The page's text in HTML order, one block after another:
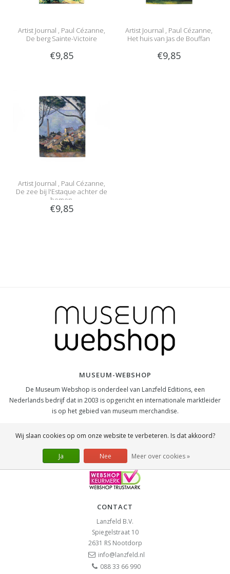
Artist Journal , Paul Cézanne,
De berg Sainte-Victoire
€9,85
Artist Journal , Paul Cézanne,
Het huis van Jas de Bouffan
€9,85
Artist Journal , Paul Cézanne,
De zee bij l'Estaque achter de
bomen
€9,85
MUSEUM-WEBSHOP
De Museum Webshop is onderdeel van Lanzfeld Editions, een
Nederlands bedrijf dat in 2003 is opgericht en internationale marktleider
is op het gebied van museum merchandise.
SOCIAL
CONTACT
Lanzfeld B.V.
Spiegelstraat 10
2631 RS Nootdorp
info@lanzfeld.nl
088 33 66 990
Wij slaan cookies op om onze website te verbeteren. Is dat akkoord?
Ja Nee Meer over cookies »